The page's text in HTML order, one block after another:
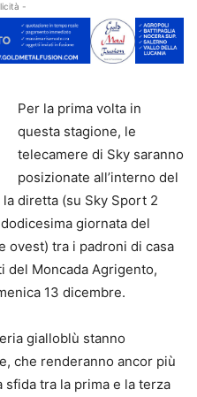
-
Per la prima volta in
questa stagione, le
telecamere di Sky saranno
posizionate all’interno del
diretta (su Sky Sport 2
giornata del
ovest) tra i padroni di casa
del Moncada Agrigento,
13 dicembre.
gialloblù stanno
che renderanno ancor più
tra la prima e la terza